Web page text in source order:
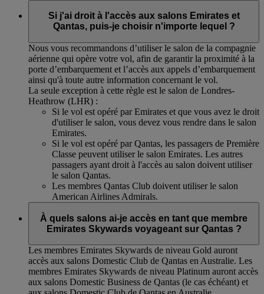
Si j'ai droit à l'accès aux salons Emirates et
Qantas, puis-je choisir n'importe lequel ?
Nous vous recommandons d’utiliser le salon de la compagnie
aérienne qui opère votre vol, afin de garantir la proximité à la
porte d’embarquement et l’accès aux appels d’embarquement
ainsi qu'à toute autre information concernant le vol.
La seule exception à cette règle est le salon de Londres-
Heathrow (LHR) :
Si le vol est opéré par Emirates et que vous avez le droit
d'utiliser le salon, vous devez vous rendre dans le salon
Emirates.
Si le vol est opéré par Qantas, les passagers de Première
Classe peuvent utiliser le salon Emirates. Les autres
passagers ayant droit à l'accès au salon doivent utiliser
le salon Qantas.
Les membres Qantas Club doivent utiliser le salon
American Airlines Admirals.
À quels salons ai-je accès en tant que membre
Emirates Skywards voyageant sur Qantas ?
Les membres Emirates Skywards de niveau Gold auront
accès aux salons Domestic Club de Qantas en Australie. Les
membres Emirates Skywards de niveau Platinum auront accès
aux salons Domestic Business de Qantas (le cas échéant) et